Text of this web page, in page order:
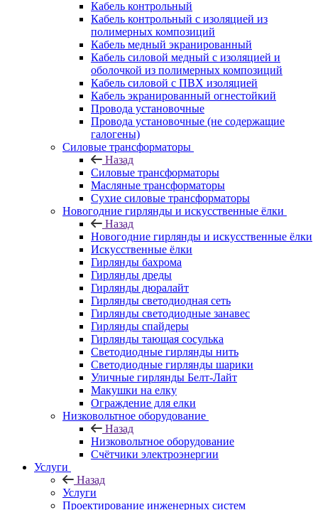
Кабель контрольный
Кабель контрольный с изоляцией из
полимерных композиций
Кабель медный экранированный
Кабель силовой медный с изоляцией и
оболочкой из полимерных композиций
Кабель силовой с ПВХ изоляцией
Кабель экранированный огнестойкий
Провода установочные
Провода установочные (не содержащие
галогены)
Силовые трансформаторы
Назад
Силовые трансформаторы
Масляные трансформаторы
Сухие силовые трансформаторы
Новогодние гирлянды и искусственные ёлки
Назад
Новогодние гирлянды и искусственные ёлки
Искусственные ёлки
Гирлянды бахрома
Гирлянды дреды
Гирлянды дюралайт
Гирлянды светодиодная сеть
Гирлянды светодиодные занавес
Гирлянды спайдеры
Гирлянды тающая сосулька
Светодиодные гирлянды нить
Светодиодные гирлянды шарики
Уличные гирлянды Белт-Лайт
Макушки на елку
Ограждение для елки
Низковольтное оборудование
Назад
Низковольтное оборудование
Счётчики электроэнергии
Услуги
Назад
Услуги
Проектирование инженерных систем